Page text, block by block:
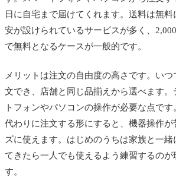
日に自宅まで届けてくれます。送料は無料
安が設けられているサービスが多く、
で無料となるケースが一般的です。
メリットは注文の自由度の高さです。い
文でき、店舗と同じ品揃えから選べます。
トフォンやパソコンの操作が必要な点で
代わりに注文する形にすると、機器操作が
ズに使えます。はじめのうちは家族と一
てきたら一人でも使えるよう練習するの
す。